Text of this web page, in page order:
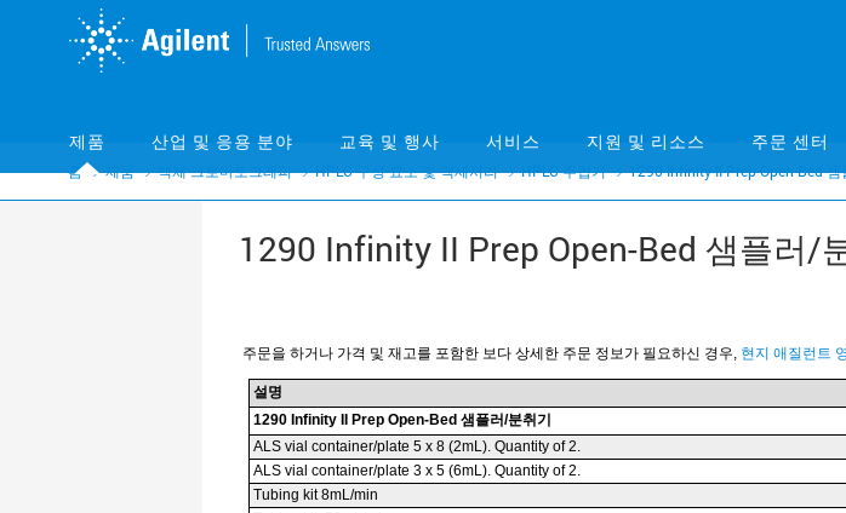
제품 산업 및 응용 분야 교육 및 행사 서비스 지원 및 리소스 주문 센터
홈 제품 액체 크로마토그래피 HPLC 구성 요소 및 액세서리 HPLC 주입기 1290 Infinity II Prep Open-Bed
1290 Infinity II Prep Open-Bed 샘플러/